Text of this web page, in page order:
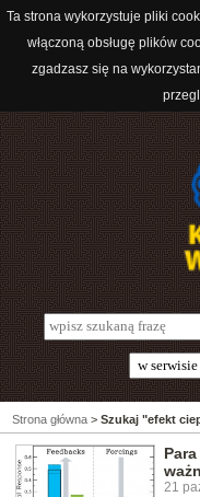
Ta strona wykorzystuje pliki
włączoną obsługę plików
zgadzasz się na
Strona główna > Szukaj "efekt
21